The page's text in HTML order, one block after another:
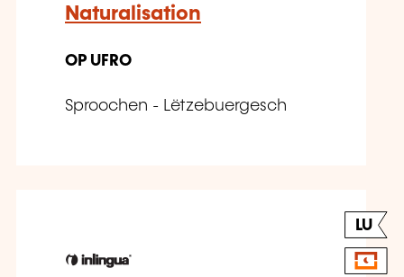
Naturalisation
OP UFRO
Sproochen - Lëtzebuergesch
LU